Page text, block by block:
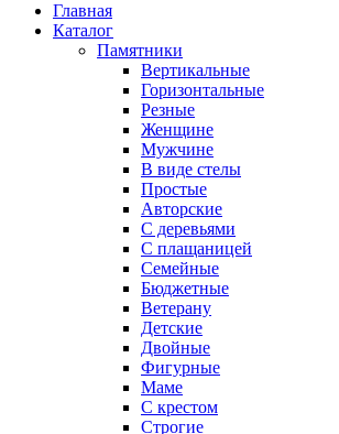
Главная
Каталог
Памятники
Вертикальные
Горизонтальные
Резные
Женщине
Мужчине
В виде стелы
Простые
Авторские
С деревьями
С плащаницей
Семейные
Бюджетные
Ветерану
Детские
Двойные
Фигурные
Маме
С крестом
Строгие